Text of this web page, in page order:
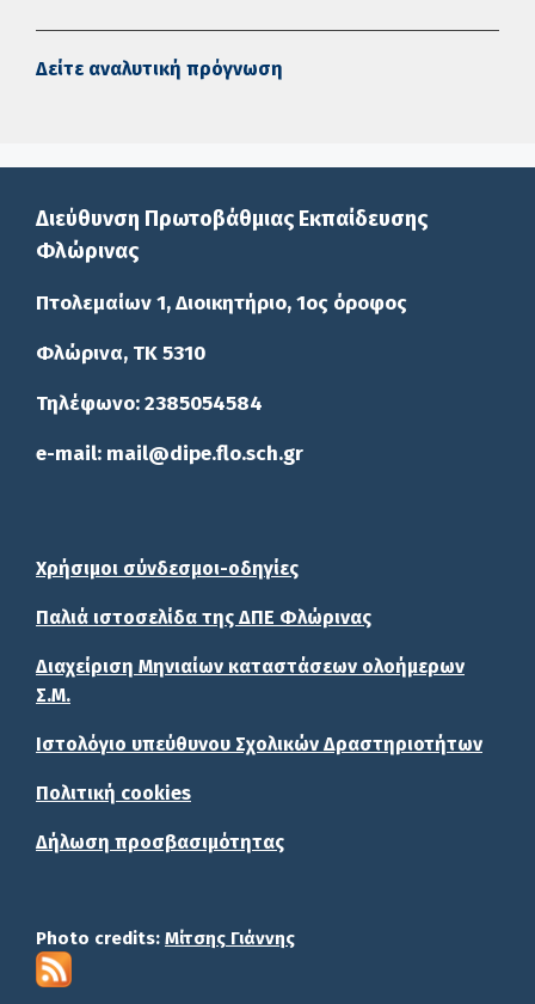
Δείτε αναλυτική πρόγνωση
Διεύθυνση Πρωτοβάθμιας Εκπαίδευσης
Φλώρινας
Πτολεμαίων 1, Διοικητήριο, 1ος όροφος
Φλώρινα, ΤΚ 5310
Τηλέφωνο: 2385054584
e-mail: mail@dipe.flo.sch.gr
Χρήσιμοι σύνδεσμοι-οδηγίες
Παλιά ιστοσελίδα της ΔΠΕ Φλώρινας
Διαχείριση Μηνιαίων καταστάσεων ολοήμερων
Σ.Μ.
Ιστολόγιο υπεύθυνου Σχολικών Δραστηριοτήτων
Πολιτική cookies
Δήλωση προσβασιμότητας
Photo credits: Μίτσης Γιάννης